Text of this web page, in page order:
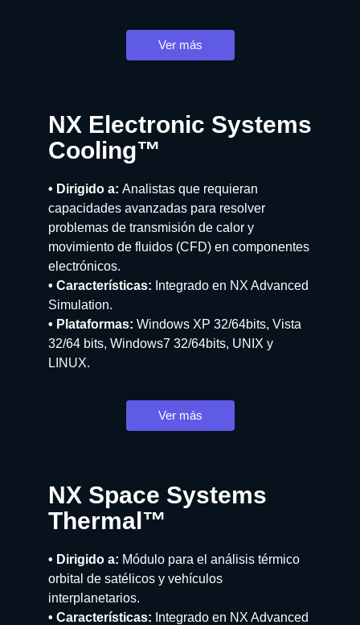
Ver más
NX Electronic Systems
Cooling™
• Dirigido a: Analistas que requieran
capacidades avanzadas para resolver
problemas de transmisión de calor y
movimiento de fluidos (CFD) en componentes
electrónicos.
• Características: Integrado en NX Advanced
Simulation.
• Plataformas: Windows XP 32/64bits, Vista
32/64 bits, Windows7 32/64bits, UNIX y
LINUX.
Ver más
NX Space Systems
Thermal™
• Dirigido a: Módulo para el análisis térmico
orbital de satélicos y vehículos
interplanetarios.
• Características: Integrado en NX Advanced